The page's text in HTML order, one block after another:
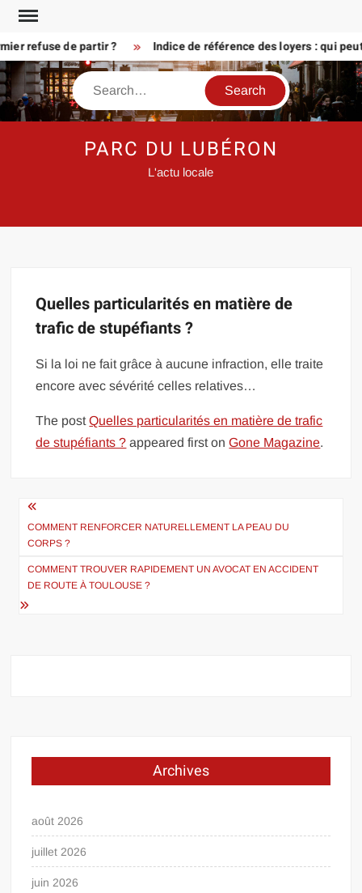
Skip
contentrefuse de partir ? Indice de référence des loyers : qui
Search
PARC DU LUBÉRON
L'actu locale
Quelles particularités en matière de
trafic de stupéfiants ?
Si la loi ne fait grâce à aucune infraction, elle traite
encore avec sévérité celles relatives…
The postQuelles particularités en matière de trafic
de stupéfiants ? appeared first onGone Magazine.
Navigation
de
l’article
COMMENT RENFORCER NATURELLEMENT LA PEAU DU
CORPS ?
COMMENT TROUVER RAPIDEMENT UN AVOCAT EN ACCIDENT
DE ROUTE À TOULOUSE ?
Archives
août 2026
juillet 2026
juin 2026